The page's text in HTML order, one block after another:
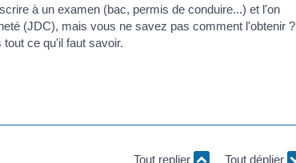
à un examen (bac, permis de conduire...) et l'on
(JDC), mais vous ne savez pas comment l'obtenir ?
ce qu'il faut savoir.
Tout replier Tout déplier